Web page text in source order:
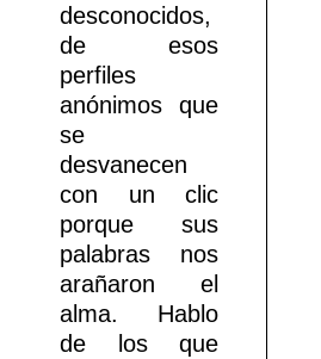
desconocidos,
de esos
perfiles
anónimos que
se
desvanecen
con un clic
porque sus
palabras nos
arañaron el
alma. Hablo
de los que